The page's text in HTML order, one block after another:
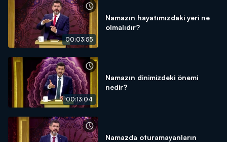
00:03:55
Namazın hayatımızdaki yeri ne
olmalıdır?
00:13:04
Namazın dinimizdeki önemi
nedir?
Namazda oturamayanların